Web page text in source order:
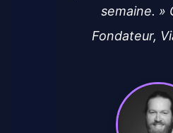
semaine. »
Fondateur,